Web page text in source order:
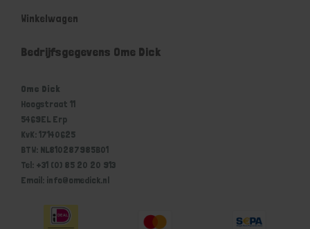
Winkelwagen
Bedrijfsgegevens Ome Dick
Ome Dick
Hoogstraat 11
5469EL Erp
KvK: 17140625
BTW: NL810287985B01
Tel: +31 (0) 85 20 20 913
Email: info@omedick.nl